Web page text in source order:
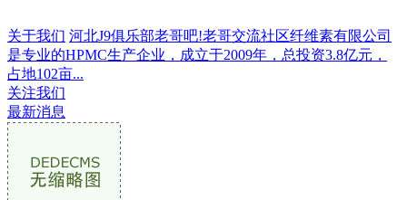
关于我们 河北J9俱乐部老哥吧!老哥交流社区纤维素有限公司
是专业的HPMC生产企业，成立于2009年，总投资3.8亿元，
占地102亩...
关注我们
最新消息